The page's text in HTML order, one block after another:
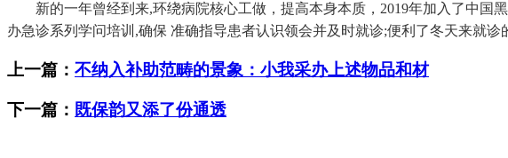
新的一年曾经到来,环绕病院核心工做，提高本身本质，2019年加入了中国
办急诊系列学问培训,确保 准确指导患者认识领会并及时就诊;便利了冬天来就诊
上一篇： 不纳入补助范畴的景象：小我采办上述物品和材
下一篇： 既保韵又添了份通透